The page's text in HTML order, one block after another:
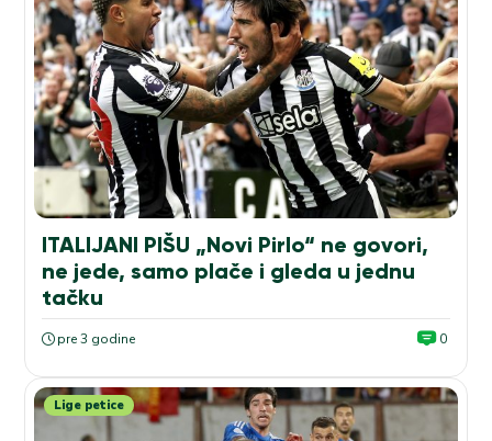
ITALIJANI PIŠU „Novi Pirlo“ ne govori,
ne jede, samo plače i gleda u jednu
tačku
pre 3 godine 0
Lige petice